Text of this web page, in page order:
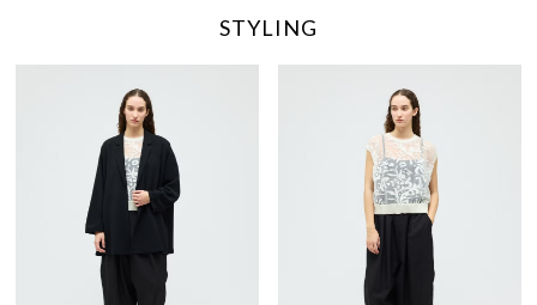
STYLING